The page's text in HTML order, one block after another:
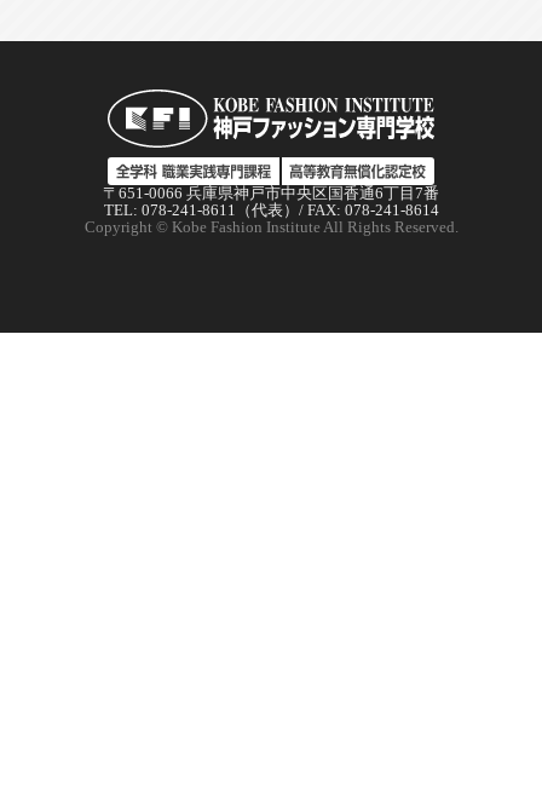
〒651-0066 兵庫県神戸市中央区国香通6丁目7番
TEL: 078-241-8611（代表）/ FAX: 078-241-8614
Copyright © Kobe Fashion Institute All Rights Reserved.